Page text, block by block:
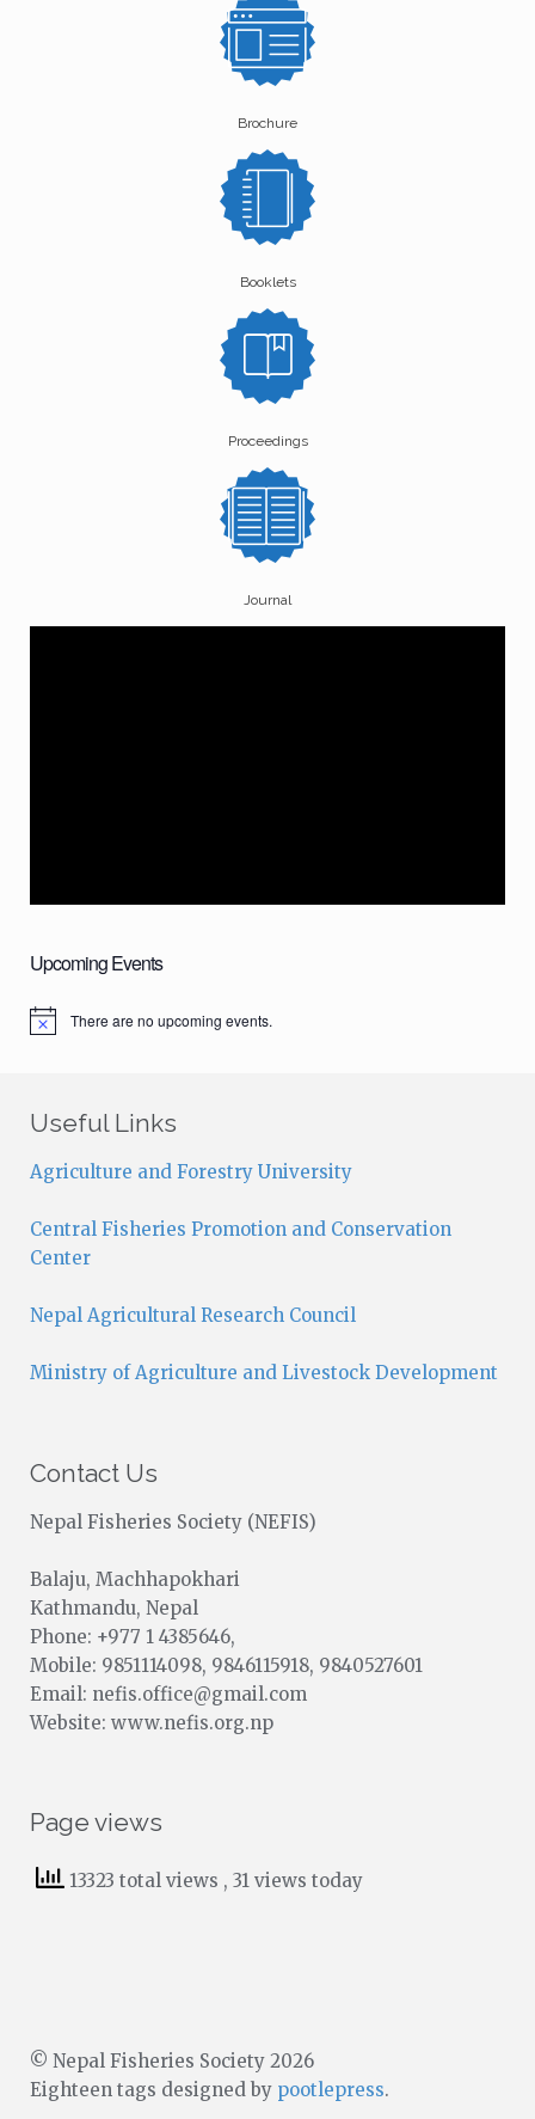
Brochure
Booklets
Proceedings
Journal
Upcoming Events
N
e
There are no upcoming events.
Useful Links
Agriculture and Forestry University
Central Fisheries Promotion and Conservation
Center
Nepal Agricultural Research Council
Ministry of Agriculture and Livestock Development
Contact Us
Nepal Fisheries Society (NEFIS)
Balaju, Machhapokhari
Kathmandu, Nepal
Phone: +977 1 4385646,
Mobile: 9851114098, 9846115918, 9840527601
Email: nefis.office@gmail.com
Website: www.nefis.org.np
Page views
13323 total views , 31 views today
© Nepal Fisheries Society 2026
Eighteen tags designed by pootlepress.